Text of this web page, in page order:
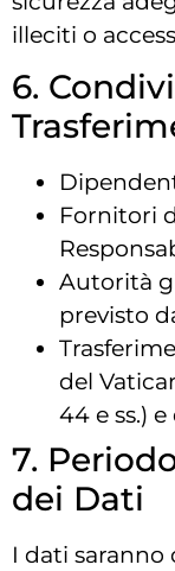
illeciti o
6.
Fornitori
Autorità
previsto
del
44 e ss.)
7.
dei Dati
I dati saranno